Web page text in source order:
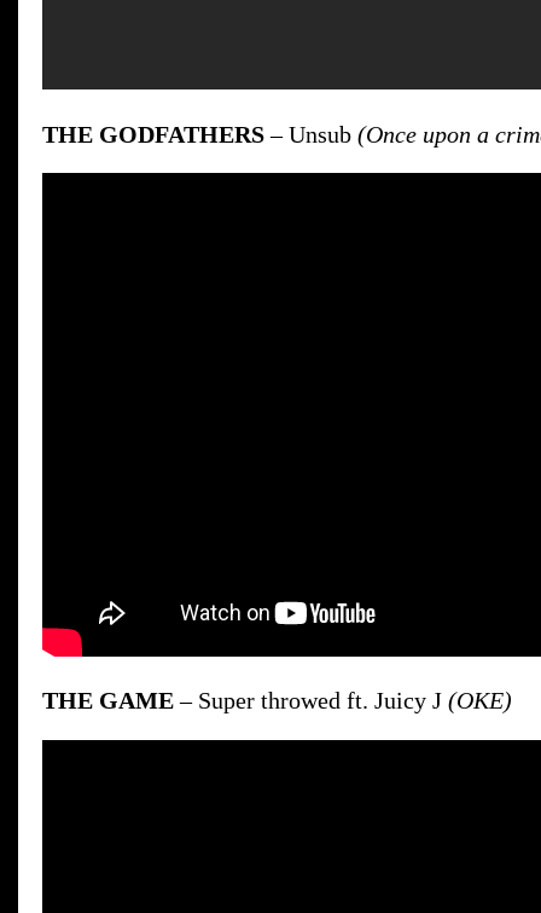
THE GODFATHERS– Unsub (Once upon a
THE GAME– Super throwed ft. Juicy J (OKE)